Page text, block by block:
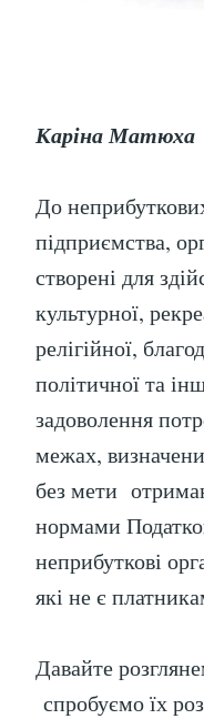
Каріна Матюха
До
підприємства,
створені для
культурної,
релігійної,
політичної та
задоволення
межах,
без мети
нормами
неприбуткові
які не є
Давайте
спробуємо їх